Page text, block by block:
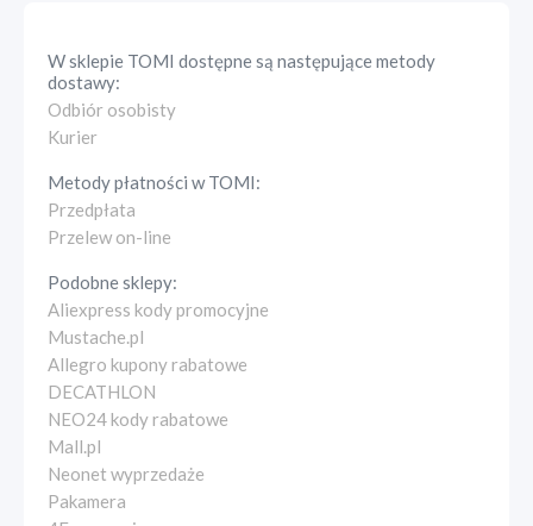
W sklepie TOMI dostępne są następujące metody
dostawy:
Odbiór osobisty
Kurier
Metody płatności wTOMI:
Przedpłata
Przelew on-line
Podobne sklepy:
Aliexpress kody promocyjne
Mustache.pl
Allegro kupony rabatowe
DECATHLON
NEO24 kody rabatowe
Mall.pl
Neonet wyprzedaże
Pakamera